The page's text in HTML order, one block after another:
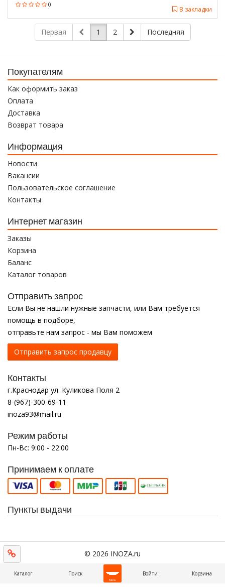
0
В закладки
Первая 1 2 Последняя
Покупателям
Как оформить заказ
Оплата
Доставка
Возврат товара
Информация
Новости
Вакансии
Пользовательское соглашение
Контакты
Интернет магазин
Заказы
Корзина
Баланс
Каталог товаров
Отправить запрос
Если Вы не нашли нужные запчасти, или Вам требуется
помощь в подборе,
отправьте нам запрос - мы Вам поможем
Отправить запрос продавцу
Контакты
г.Краснодар ул. Куликова Поля 2
8-(967)-300-69-11
inoza93@mail.ru
Режим работы
Пн-Вс: 9:00 - 22:00
Принимаем к оплате
Пункты выдачи
© 2026 INOZA.ru